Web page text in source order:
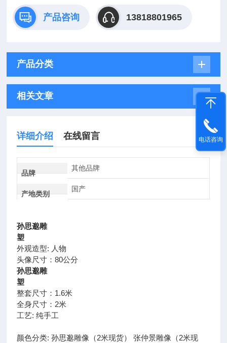
适用空间: 庭院
产品咨询 13818801965
产品分类
相关文章
详细介绍 在线留言
品牌
其他品牌
产地类别
国产
孙思邈雕
塑
外观造型: 人物
头像尺寸：80公分
孙思邈雕
塑
整套尺寸：1.6米
全身尺寸：2米
工艺: 纯手工
颜色分类: 孙思邈雕像（2米现货） 张仲景雕像（2米现
电话咨询